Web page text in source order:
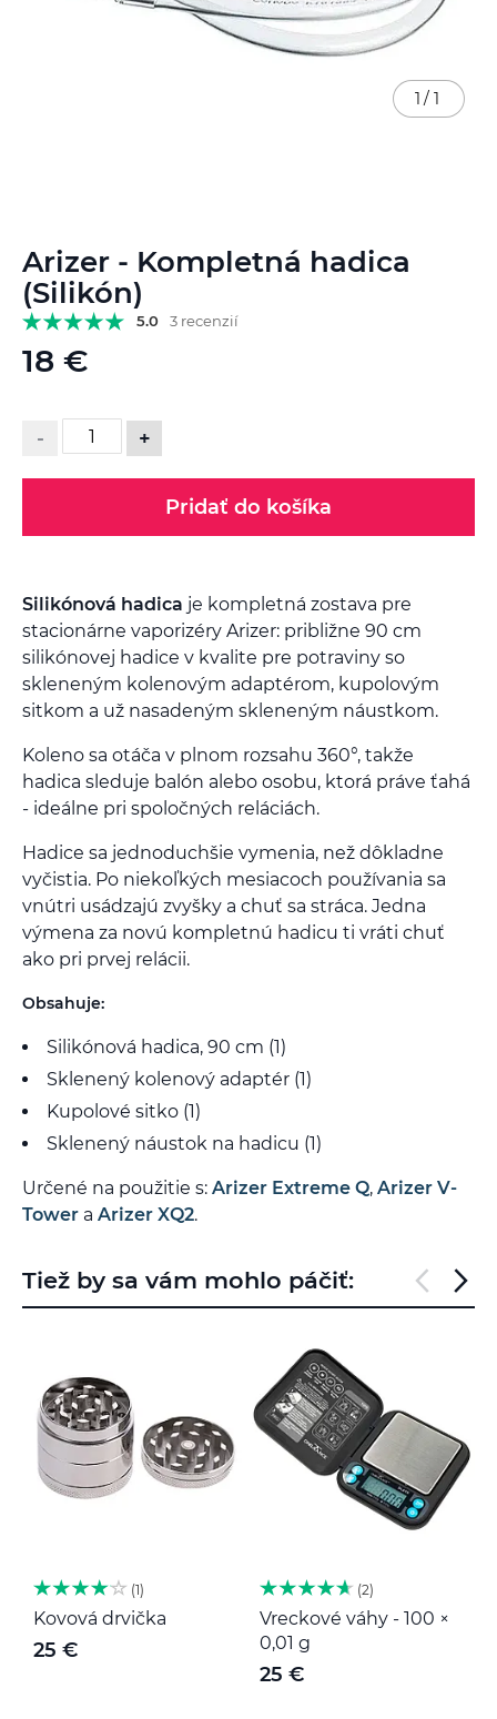
Arizer - Kompletná hadica
(Silikón)
5.0 3 recenzií
18 €
- +
Pridať do košíka
Silikónová hadica je kompletná zostava pre
stacionárne vaporizéry Arizer: približne 90 cm
silikónovej hadice v kvalite pre potraviny so
skleneným kolenovým adaptérom, kupolovým
sitkom a už nasadeným skleneným náustkom.
Koleno sa otáča v plnom rozsahu 360°, takže
hadica sleduje balón alebo osobu, ktorá práve ťahá
- ideálne pri spoločných reláciách.
Hadice sa jednoduchšie vymenia, než dôkladne
vyčistia. Po niekoľkých mesiacoch používania sa
vnútri usádzajú zvyšky a chuť sa stráca. Jedna
výmena za novú kompletnú hadicu ti vráti chuť
ako pri prvej relácii.
Obsahuje:
Silikónová hadica, 90 cm (1)
Sklenený kolenový adaptér (1)
Kupolové sitko (1)
Sklenený náustok na hadicu (1)
Určené na použitie s: Arizer Extreme Q, Arizer V-
Tower a Arizer XQ2.
1 / 1
na
začiatok
galérie
obrázkov
Tiež by sa vám mohlo páčiť:
1
Kovová drvička
25 €
2
Vreckové váhy - 100 ×
0,01 g
25 €